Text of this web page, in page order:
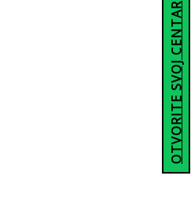
OTVORITE SVOJ CENTAR